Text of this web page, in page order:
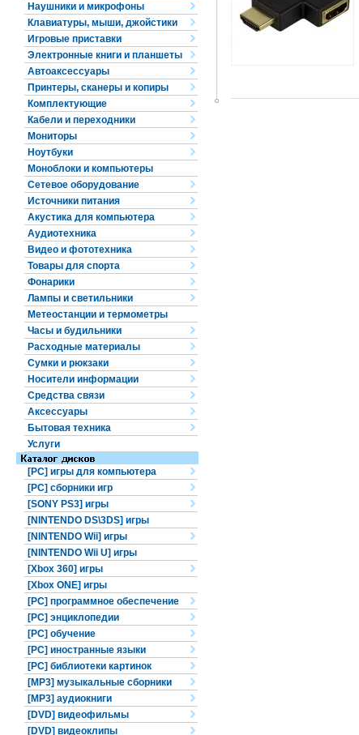
Наушники и микрофоны
Клавиатуры, мыши, джойстики
Игровые приставки
Электронные книги и планшеты
Автоаксессуары
Принтеры, сканеры и копиры
Комплектующие
Кабели и переходники
Мониторы
Ноутбуки
Моноблоки и компьютеры
Сетевое оборудование
Источники питания
Акустика для компьютера
Аудиотехника
Видео и фототехника
Товары для спорта
Фонарики
Лампы и светильники
Метеостанции и термометры
Часы и будильники
Расходные материалы
Сумки и рюкзаки
Носители информации
Средства связи
Аксессуары
Бытовая техника
Услуги
[PC] игры для компьютера
[PC] сборники игр
[SONY PS3] игры
[NINTENDO DS\3DS] игры
[NINTENDO Wii] игры
[NINTENDO Wii U] игры
[Xbox 360] игры
[Xbox ONE] игры
[PC] программное обеспечение
[PC] энциклопедии
[PC] обучение
[PC] иностранные языки
[PC] библиотеки картинок
[MP3] музыкальные сборники
[MP3] аудиокниги
[DVD] видеофильмы
[DVD] видеоклипы